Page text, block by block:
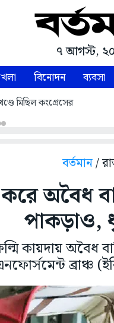
৭ আগস্ট,
বিনোদন ব্যবসা
মিছিল কংগ্রেসের
বর্তমান/
করে অবৈধ
পাকড়াও,
কায়দায় অবৈধ
ব্রাঞ্চ